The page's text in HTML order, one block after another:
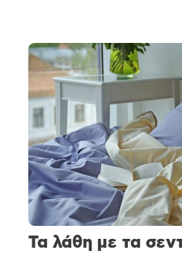
Τα λάθη με τα